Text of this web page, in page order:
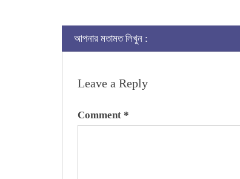
আপনার মতামত লিখুন :
Leave a Reply
Comment *